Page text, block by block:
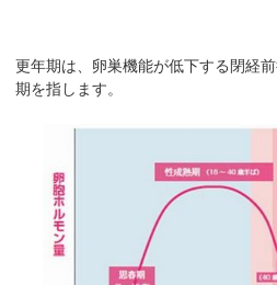
更年期は、卵巣機能が低下する閉経
期を指します。